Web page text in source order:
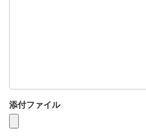
添付ファイル